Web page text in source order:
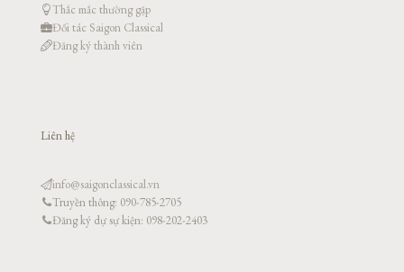
Thắc mắc thường gặp
Đối tác Saigon Classical
Đăng ký thành viên
Liên hệ
info@saigonclassical.vn
Truyền thông: 090-785-2705
Đăng ký dự sự kiện: 098-202-2403